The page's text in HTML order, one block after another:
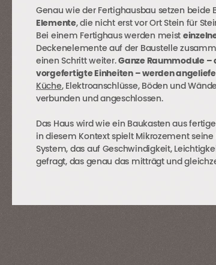
Genau wie der Fertighausbau setzen beide
Elemente, die nicht erst vor Ort Stein für
Bei einem Fertighaus werden meist
Deckenelemente auf der Baustelle
einen Schritt weiter.Ganze Raummodule
vorgefertigte Einheiten – werden
Küche, Elektroanschlüsse, Böden und
verbunden und angeschlossen.
Das Haus wird wie ein Baukasten aus
in diesem Kontext spielt Mikrozement
System, das auf Geschwindigkeit,
gefragt, das genau das mitträgt und